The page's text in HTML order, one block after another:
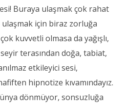
Buraya ulaşmak çok rahat
için biraz zorluğa
kuvvetli olmasa da yağışlı,
terasından doğa, tabiat,
etkileyici sesi,
hipnotize kıvamındayız.
dönmüyor, sonsuzluğa